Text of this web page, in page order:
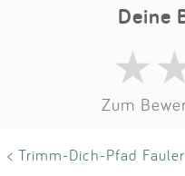
Deine
Zum
< Trimm-Dich-Pfad